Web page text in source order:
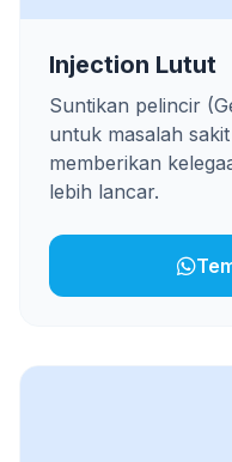
Injection Lutut
Suntikan pelincir
untuk masalah
memberikan
lebih lancar.